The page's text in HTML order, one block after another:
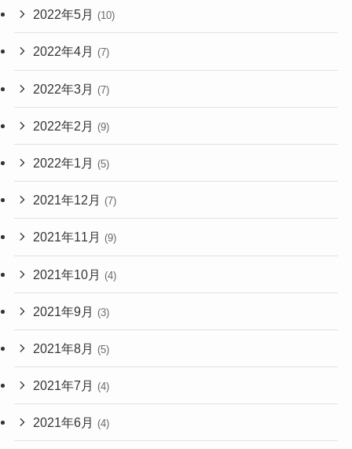
2022年5月 (10)
2022年4月 (7)
2022年3月 (7)
2022年2月 (9)
2022年1月 (5)
2021年12月 (7)
2021年11月 (9)
2021年10月 (4)
2021年9月 (3)
2021年8月 (5)
2021年7月 (4)
2021年6月 (4)